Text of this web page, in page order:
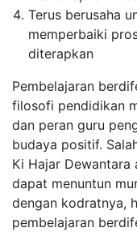
Terus berusaha
memperbaiki
diterapkan
Pembelajaran
filosofi pendidikan
dan peran guru
budaya positif.
Ki Hajar Dewantara
dapat menuntun
dengan kodratnya,
pembelajaran